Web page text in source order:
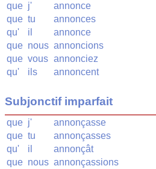
que j'
annonce
que tu
annonces
qu'
il
annonce
que nous annoncions
que vous annonciez
qu'
ils annoncent
Subjonctif imparfait
que j'
annonçasse
que tu
annonçasses
qu'
il
annonçât
que nous annonçassions